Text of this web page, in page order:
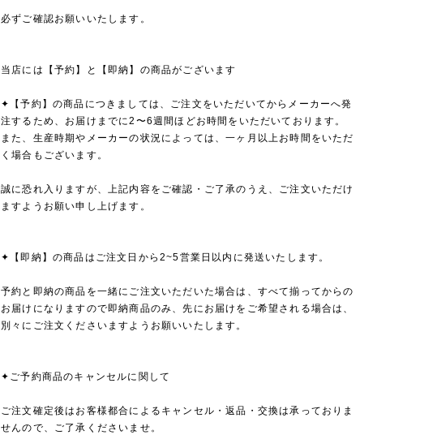
必ずご確認お願いいたします。
当店には【予約】と【即納】の商品がございます
✦【予約】の商品につきましては、ご注文をいただいてからメーカーへ発
注するため、お届けまでに2〜6週間ほどお時間をいただいております。
また、生産時期やメーカーの状況によっては、一ヶ月以上お時間をいただ
く場合もございます。
誠に恐れ入りますが、上記内容をご確認・ご了承のうえ、ご注文いただけ
ますようお願い申し上げます。
✦【即納】の商品はご注文日から2~5営業日以内に発送いたします。
予約と即納の商品を一緒にご注文いただいた場合は、すべて揃ってからの
お届けになりますので即納商品のみ、先にお届けをご希望される場合は、
別々にご注文くださいますようお願いいたします。
✦ご予約商品のキャンセルに関して
ご注文確定後はお客様都合によるキャンセル・返品・交換は承っておりま
せんので、ご了承くださいませ。